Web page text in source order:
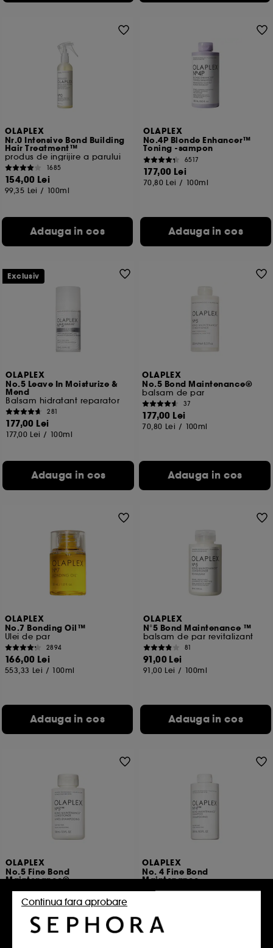
OLAPLEX
Nr.0 Intensive Bond Building
Hair Treatment™
produs de ingrijire a parului
1685
154,00 Lei
99,35 Lei / 100ml
Adauga in cos
OLAPLEX
No.4P Blonde Enhancer™
Toning -sampon
6517
177,00 Lei
70,80 Lei / 100ml
Adauga in cos
OLAPLEX
No.5 Leave In Moisturize &
Mend
Balsam hidratant reparator
281
177,00 Lei
177,00 Lei / 100ml
Adauga in cos
Exclusiv
OLAPLEX
No.5 Bond Maintenance®
balsam de par
37
177,00 Lei
70,80 Lei / 100ml
Adauga in cos
OLAPLEX
No.7 Bonding Oil™
Ulei de par
2894
166,00 Lei
553,33 Lei / 100ml
Adauga in cos
OLAPLEX
N°5 Bond Maintenance ™
balsam de par revitalizant
81
91,00 Lei
91,00 Lei / 100ml
Adauga in cos
OLAPLEX
No.5 Fine Bond
Maintenance®
3
91,00 Lei 100ml
2 variante disponibile
OLAPLEX
No. 4 Fine Bond
Maintenance
sampon
70,80 Lei
2 variante disponibile
Continua fara aprobare